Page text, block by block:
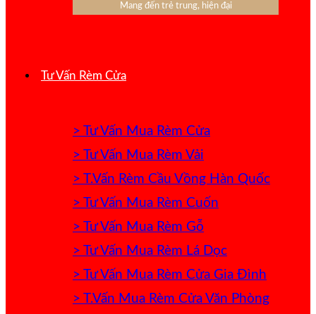
Mang đến trẻ trung, hiện đại
Tư Vấn Rèm Cửa
> Tư Vấn Mua Rèm Cửa
> Tư Vấn Mua Rèm Vải
> T.Vấn Rèm Cầu Vồng Hàn Quốc
> Tư Vấn Mua Rèm Cuốn
> Tư Vấn Mua Rèm Gỗ
> Tư Vấn Mua Rèm Lá Dọc
> Tư Vấn Mua Rèm Cửa Gia Đình
> T.Vấn Mua Rèm Cửa Văn Phòng